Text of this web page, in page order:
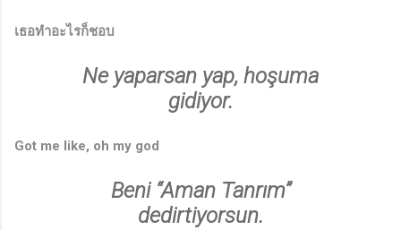
เธอทำอะไรก็ชอบ
Ne yaparsan yap, hoşuma
gidiyor.
Got me like, oh my god
Beni “Aman Tanrım”
dedirtiyorsun.
♩